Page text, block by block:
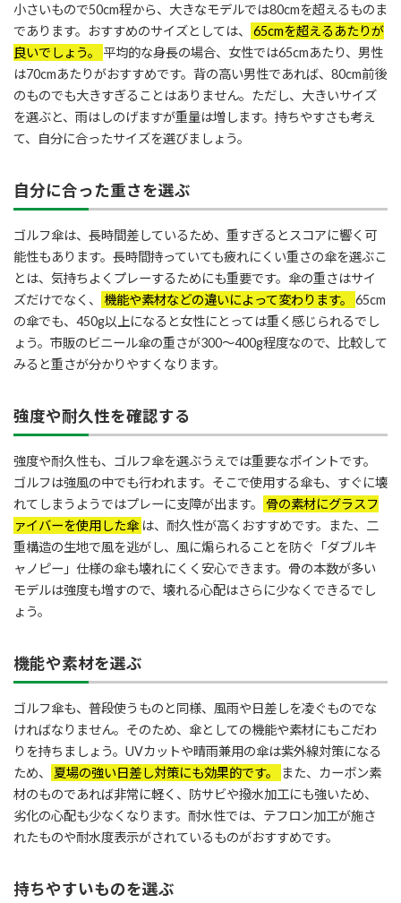
小さいもので50cm程から、大きなモデルでは80cmを超えるものま
であります。おすすめのサイズとしては、
65cmを超えるあたりが
良いでしょう。 平均的な身長の場合、女性では65cmあたり、男性
は70cmあたりがおすすめです。背の高い男性であれば、80cm前後
のものでも大きすぎることはありません。ただし、大きいサイズ
を選ぶと、雨はしのげますが重量は増します。持ちやすさも考え
て、自分に合ったサイズを選びましょう。
自分に合った重さを選ぶ
ゴルフ傘は、長時間差しているため、重すぎるとスコアに響く可
能性もあります。長時間持っていても疲れにくい重さの傘を選ぶこ
とは、気持ちよくプレーするためにも重要です。傘の重さはサイ
ズだけでなく、
機能や素材などの違いによって変わります。 65cm
の傘でも、450g以上になると女性にとっては重く感じられるでし
ょう。市販のビニール傘の重さが300～400g程度なので、比較して
みると重さが分かりやすくなります。
強度や耐久性を確認する
強度や耐久性も、ゴルフ傘を選ぶうえでは重要なポイントです。
ゴルフは強風の中でも行われます。そこで使用する傘も、すぐに壊
れてしまうようではプレーに支障が出ます。
骨の素材にグラスフ
ァイバーを使用した傘 は、耐久性が高くおすすめです。また、二
重構造の生地で風を逃がし、風に煽られることを防ぐ「ダブルキ
ャノピー」仕様の傘も壊れにくく安心できます。骨の本数が多い
モデルは強度も増すので、壊れる心配はさらに少なくできるでし
ょう。
機能や素材を選ぶ
ゴルフ傘も、普段使うものと同様、風雨や日差しを凌ぐものでな
ければなりません。そのため、傘としての機能や素材にもこだわ
りを持ちましょう。UVカットや晴雨兼用の傘は紫外線対策になる
ため、
夏場の強い日差し対策にも効果的です。
また、カーボン素
材のものであれば非常に軽く、防サビや撥水加工にも強いため、
劣化の心配も少なくなります。耐水性では、テフロン加工が施さ
れたものや耐水度表示がされているものがおすすめです。
持ちやすいものを選ぶ